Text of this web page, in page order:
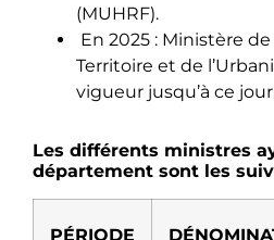
(MUHRF).
En 2025 : Ministère
Territoire et de
vigueur jusqu’à ce
Les différents ministres
département sont les
PÉRIODE